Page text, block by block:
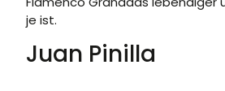
je ist.
Juan Pinilla